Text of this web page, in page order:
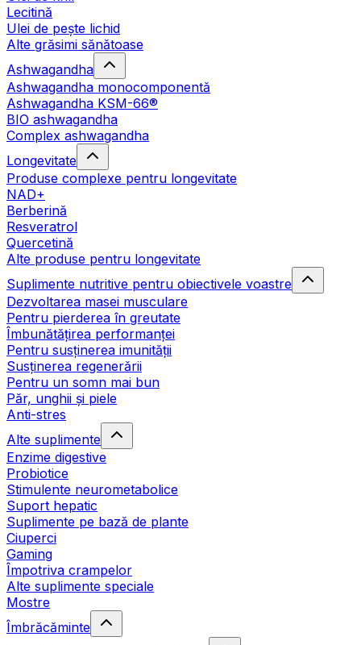
Lecitină
Ulei de pește lichid
Alte grăsimi sănătoase
Ashwagandha
Ashwagandha monocomponentă
Ashwagandha KSM-66®
BIO ashwagandha
Complex ashwagandha
Longevitate
Produse complexe pentru longevitate
NAD+
Berberină
Resveratrol
Quercetină
Alte produse pentru longevitate
Suplimente nutritive pentru obiectivele voastre
Dezvoltarea masei musculare
Pentru pierderea în greutate
Îmbunătățirea performanței
Pentru susținerea imunității
Susținerea regenerării
Pentru un somn mai bun
Păr, unghii și piele
Anti-stres
Alte suplimente
Enzime digestive
Probiotice
Stimulente neurometabolice
Suport hepatic
Suplimente pe bază de plante
Ciuperci
Gaming
Împotriva crampelor
Alte suplimente speciale
Mostre
Îmbrăcăminte